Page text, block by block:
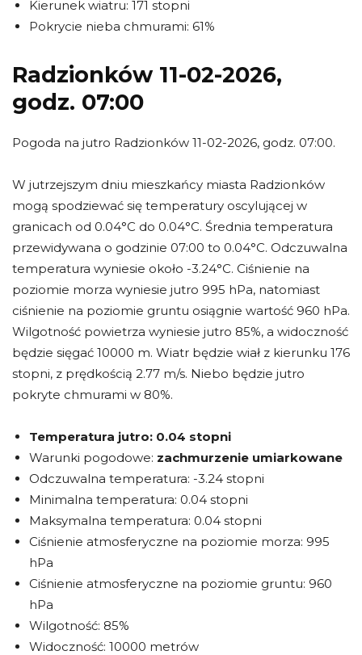
Kierunek wiatru: 171 stopni
Pokrycie nieba chmurami: 61%
Radzionków 11-02-2026,
godz. 07:00
Pogoda na jutro Radzionków 11-02-2026, godz. 07:00.
W jutrzejszym dniu mieszkańcy miasta Radzionków
mogą spodziewać się temperatury oscylującej w
granicach od 0.04°C do 0.04°C. Średnia temperatura
przewidywana o godzinie 07:00 to 0.04°C. Odczuwalna
temperatura wyniesie około -3.24°C. Ciśnienie na
poziomie morza wyniesie jutro 995 hPa, natomiast
ciśnienie na poziomie gruntu osiągnie wartość 960 hPa.
Wilgotność powietrza wyniesie jutro 85%, a widoczność
będzie sięgać 10000 m. Wiatr będzie wiał z kierunku 176
stopni, z prędkością 2.77 m/s. Niebo będzie jutro
pokryte chmurami w 80%.
Temperatura jutro: 0.04 stopni
Warunki pogodowe: zachmurzenie umiarkowane
Odczuwalna temperatura: -3.24 stopni
Minimalna temperatura: 0.04 stopni
Maksymalna temperatura: 0.04 stopni
Ciśnienie atmosferyczne na poziomie morza: 995
hPa
Ciśnienie atmosferyczne na poziomie gruntu: 960
hPa
Wilgotność: 85%
Widoczność: 10000 metrów